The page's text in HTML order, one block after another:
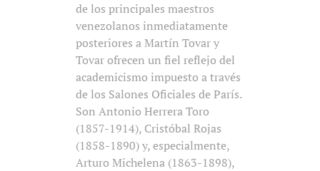
de los principales maestros
venezolanos inmediatamente
posteriores a Martín Tovar y
Tovar ofrecen un fiel reflejo del
academicismo impuesto a través
de los Salones Oficiales de París.
Son Antonio Herrera Toro
(1857-1914), Cristóbal Rojas
(1858-1890) y, especialmente,
Arturo Michelena (1863-1898),